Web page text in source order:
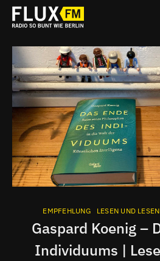
EMPFEHLUNG LESEN UND
Gaspard Koenig –
Individuums |